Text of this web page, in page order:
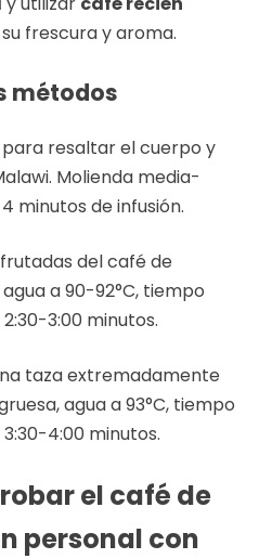
frescura y aroma.
métodos
para resaltar el cuerpo y
Molienda media-
minutos de infusión.
del café de
a 90-92°C, tiempo
3:00 minutos.
taza extremadamente
agua a 93°C, tiempo
4:00 minutos.
el café de
personal con